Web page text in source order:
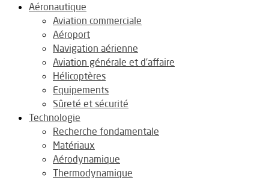
Aéronautique
Aviation commerciale
Aéroport
Navigation aérienne
Aviation générale et d’affaire
Hélicoptères
Equipements
Sûreté et sécurité
Technologie
Recherche fondamentale
Matériaux
Aérodynamique
Thermodynamique